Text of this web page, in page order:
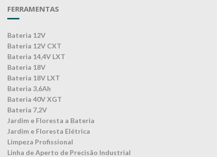
FERRAMENTAS
Bateria 12V
Bateria 12V CXT
Bateria 14,4V LXT
Bateria 18V
Bateria 18V LXT
Bateria 3,6Ah
Bateria 40V XGT
Bateria 7,2V
Jardim e Floresta a Bateria
Jardim e Floresta Elétrica
Limpeza Profissional
Linha de Aperto de Precisão Industrial